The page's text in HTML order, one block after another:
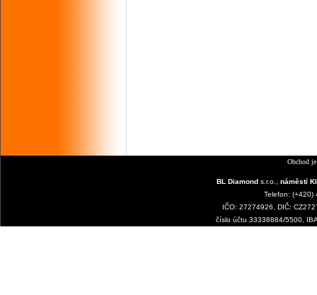
Obchod
BL Diamonds.r.o., náměstí
Telefon: (+420)
IČO: 27274926, DIČ:
číslo účtu 33338884/5500,